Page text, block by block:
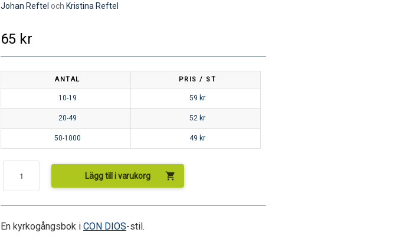
Johan Reftel och Kristina Reftel
65 kr
ANTAL PRIS / ST
10-19 59 kr
20-49 52 kr
50-1000 49 kr
Lägg till i varukorg shopping_cart
En kyrkogångsbok iCON DIOS-stil.